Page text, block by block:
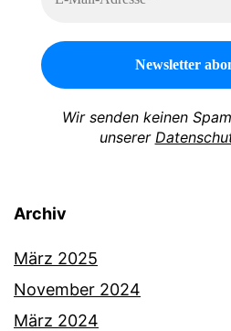
Wir senden keinen
unserer
Archiv
März 2025
November 2024
März 2024